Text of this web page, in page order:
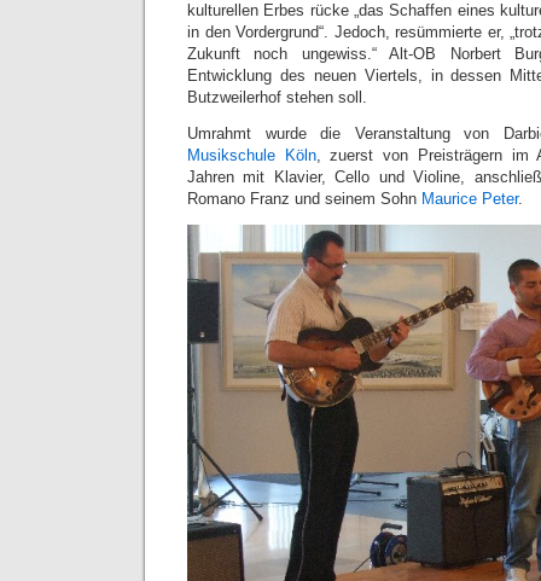
kulturellen Erbes rücke „das Schaffen eines
in den Vordergrund“. Jedoch, resümmierte er,
Zukunft noch ungewiss.“ Alt-OB Norbert
Entwicklung des neuen Viertels, in dessen
Butzweilerhof stehen soll.
Umrahmt wurde die Veranstaltung von
Musikschule Köln, zuerst von Preisträgern im
Jahren mit Klavier, Cello und Violine,
Romano Franz und seinem Sohn Maurice Peter.